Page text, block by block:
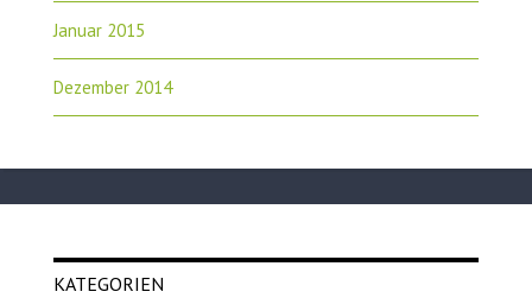
Januar 2015
Dezember 2014
KATEGORIEN